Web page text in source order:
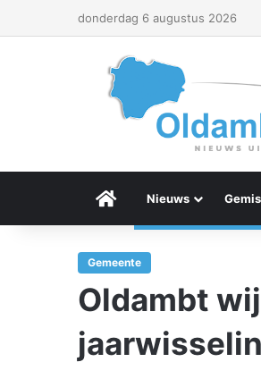
donderdag 6 augustus 2026
Menu Item
Nieuws
Gemeente
Oldambt